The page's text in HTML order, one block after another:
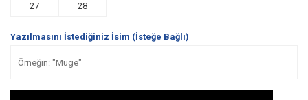
27 28
Yazılmasını İstediğiniz İsim (İsteğe Bağlı)